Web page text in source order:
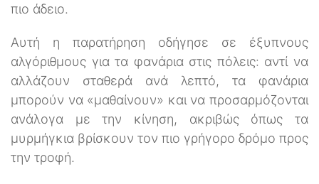
πιο άδειο.
Αυτή η παρατήρηση οδήγησε σε έξυπνους
αλγόριθμους για τα φανάρια στις πόλεις: αντί να
αλλάζουν σταθερά ανά λεπτό, τα φανάρια
μπορούν να «μαθαίνουν» και να προσαρμόζονται
ανάλογα με την κίνηση, ακριβώς όπως τα
μυρμήγκια βρίσκουν τον πιο γρήγορο δρόμο προς
την τροφή.